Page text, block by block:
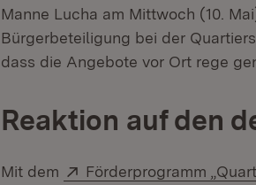
Manne Lucha am Mittwoch (10.
Bürgerbeteiligung bei der
dass die Angebote vor Ort rege
Reaktion auf den
Mit dem Extern:
Förderprogramm